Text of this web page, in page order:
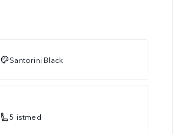
Santorini Black
5 istmed